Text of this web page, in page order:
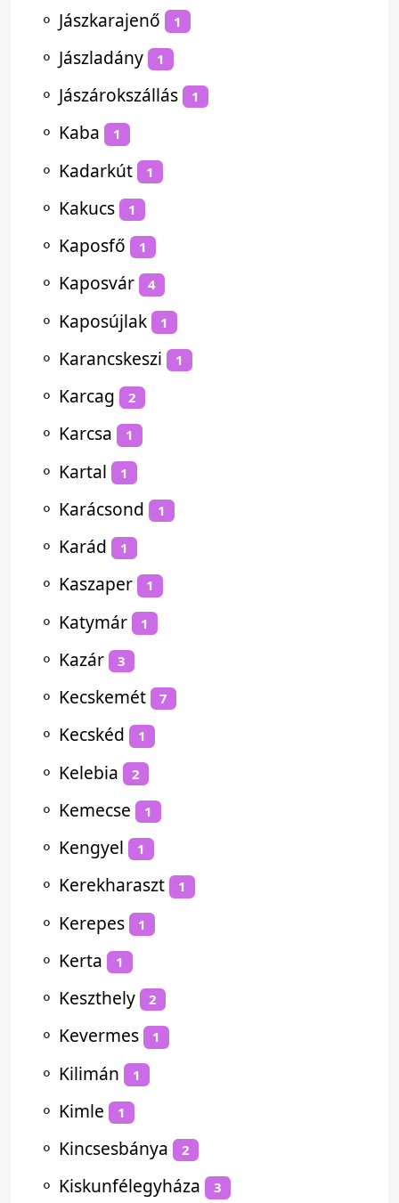
⚬ Jászkarajenő 1
⚬ Jászladány 1
⚬ Jászárokszállás 1
⚬ Kaba 1
⚬ Kadarkút 1
⚬ Kakucs 1
⚬ Kaposfő 1
⚬ Kaposvár 4
⚬ Kaposújlak 1
⚬ Karancskeszi 1
⚬ Karcag 2
⚬ Karcsa 1
⚬ Kartal 1
⚬ Karácsond 1
⚬ Karád 1
⚬ Kaszaper 1
⚬ Katymár 1
⚬ Kazár 3
⚬ Kecskemét 7
⚬ Kecskéd 1
⚬ Kelebia 2
⚬ Kemecse 1
⚬ Kengyel 1
⚬ Kerekharaszt 1
⚬ Kerepes 1
⚬ Kerta 1
⚬ Keszthely 2
⚬ Kevermes 1
⚬ Kilimán 1
⚬ Kimle 1
⚬ Kincsesbánya 2
⚬ Kiskunfélegyháza 3